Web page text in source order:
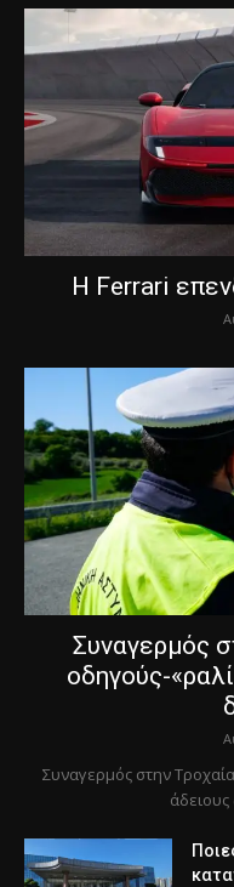
Η Ferrari
Συναγερμός
οδηγούς-
Συναγερμός στην